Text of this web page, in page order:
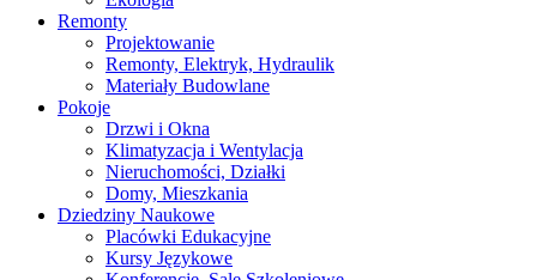
Remonty
Projektowanie
Remonty, Elektryk, Hydraulik
Materiały Budowlane
Pokoje
Drzwi i Okna
Klimatyzacja i Wentylacja
Nieruchomości, Działki
Domy, Mieszkania
Dziedziny Naukowe
Placówki Edukacyjne
Kursy Językowe